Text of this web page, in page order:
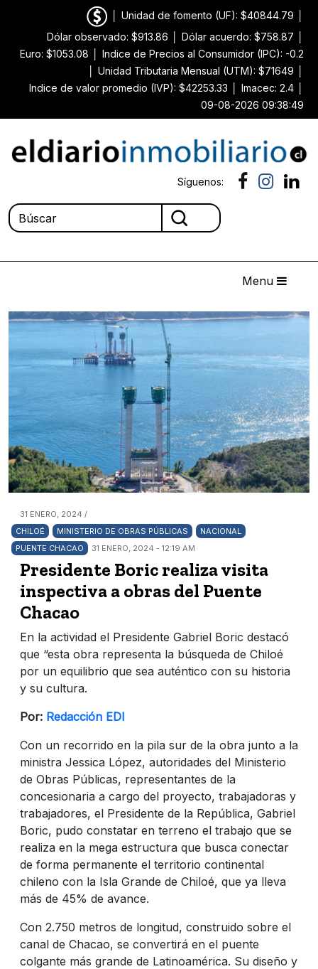
Unidad de fomento (UF): $40844.79
Dólar observado: $913.86
Dólar acuerdo: $758.87
Euro: $1053.08
Indice de Precios al Consumidor (IPC): -0.2
Unidad Tributaria Mensual (UTM): $71649
Indice de valor promedio (IVP): $42253.33
Imacec: 2.4
09-08-2026 09:38:49
Síguenos:
Menu
31 ENERO, 2024 /
CHILOÉ
MINISTERIO DE OBRAS PÚBLICAS
NACIONAL
PUENTE CHACAO
31 ENERO, 2024 - 12:19 AM
Presidente Boric realiza visita
inspectiva a obras del Puente
Chacao
En la actividad el Presidente Gabriel Boric destacó
que “esta obra representa la búsqueda de Chiloé
por un equilibrio que sea auténtico con su historia
y su cultura.
Por: Redacción EDI
Con un recorrido en la pila sur de la obra junto a la
ministra Jessica López, autoridades del Ministerio
de Obras Públicas, representantes de la
concesionaria a cargo del proyecto, trabajadoras y
trabajadores, el Presidente de la República, Gabriel
Boric, pudo constatar en terreno el trabajo que se
realiza en la mega estructura que busca conectar
de forma permanente el territorio continental
chileno con la Isla Grande de Chiloé, que ya lleva
más de 45% de avance.
Con 2.750 metros de longitud, construido sobre el
canal de Chacao, se convertirá en el puente
colgante más grande de Latinoamérica. Su diseño y